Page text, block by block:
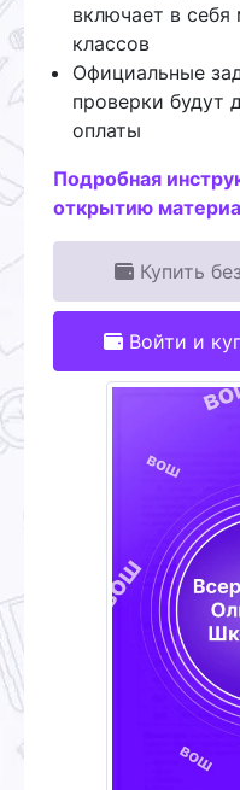
включает в себя
классов
Официальные
проверки будут
оплаты
Подробная
открытию
Купить
Войти и